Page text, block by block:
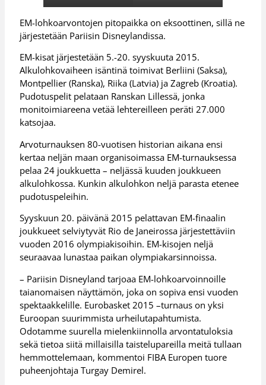
EM-lohkoarvontojen pitopaikka on eksoottinen, sillä ne
järjestetään Pariisin Disneylandissa.
EM-kisat järjestetään 5.-20. syyskuuta 2015.
Alkulohkovaiheen isäntinä toimivat Berliini (Saksa),
Montpellier (Ranska), Riika (Latvia) ja Zagreb (Kroatia).
Pudotuspelit pelataan Ranskan Lillessä, jonka
monitoimiareena vetää lehtereilleen peräti 27.000
katsojaa.
Arvoturnauksen 80-vuotisen historian aikana ensi
kertaa neljän maan organisoimassa EM-turnauksessa
pelaa 24 joukkuetta – neljässä kuuden joukkueen
alkulohkossa. Kunkin alkulohkon neljä parasta etenee
pudotuspeleihin.
Syyskuun 20. päivänä 2015 pelattavan EM-finaalin
joukkueet selviytyvät Rio de Janeirossa järjestettäviin
vuoden 2016 olympiakisoihin. EM-kisojen neljä
seuraavaa lunastaa paikan olympiakarsinnoissa.
– Pariisin Disneyland tarjoaa EM-lohkoarvoinnoille
taianomaisen näyttämön, joka on sopiva ensi vuoden
spektaakkelille. Eurobasket 2015 –turnaus on yksi
Euroopan suurimmista urheilutapahtumista.
Odotamme suurella mielenkiinnolla arvontatuloksia
sekä tietoa siitä millaisilla taistelupareilla meitä tullaan
hemmottelemaan, kommentoi FIBA Europen tuore
puheenjohtaja Turgay Demirel.